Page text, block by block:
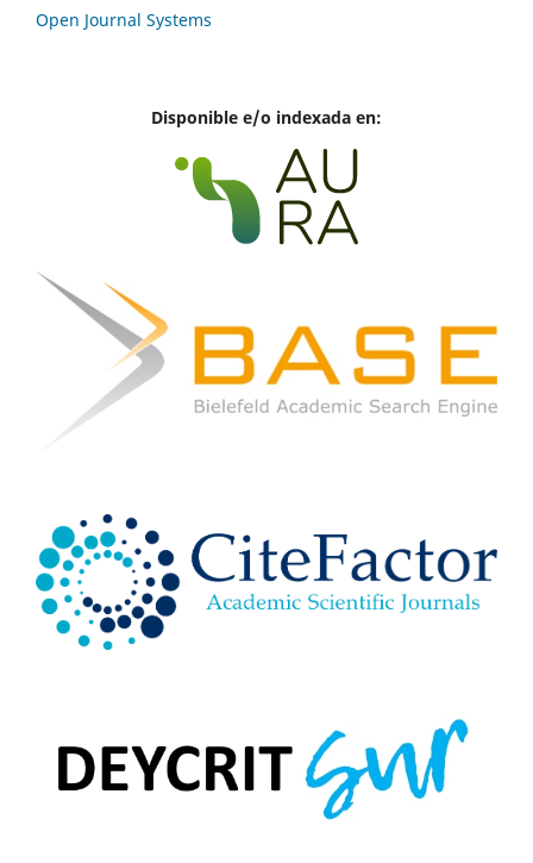
Open Journal Systems
Disponible e/o indexada en: